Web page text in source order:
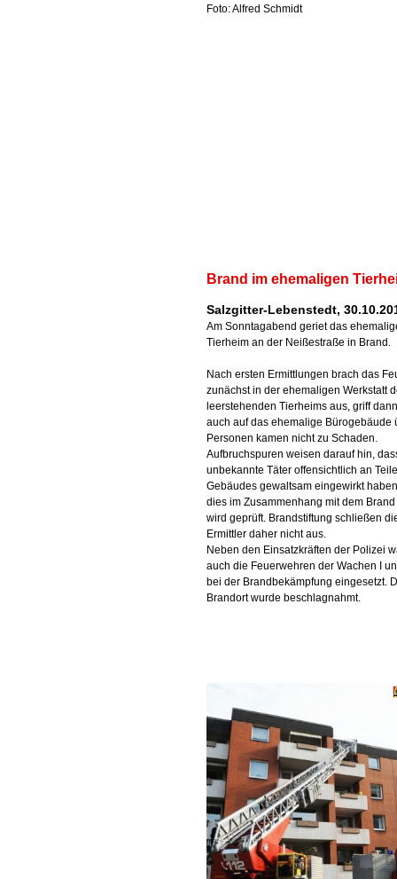
Foto: Alfred Schmidt
Brand im ehemaligen
Salzgitter-Lebenstedt,
Am Sonntagabend geriet das
Tierheim an der Neißestraße in Brand.
Nach ersten Ermittlungen brach das
zunächst in der ehemaligen Werkstatt
leerstehenden Tierheims aus, griff
auch auf das ehemalige Bürogebäude
Personen kamen nicht zu Schaden.
Aufbruchspuren weisen darauf hin,
unbekannte Täter offensichtlich an
Gebäudes gewaltsam eingewirkt
dies im Zusammenhang mit dem Brand
wird geprüft. Brandstiftung schließen
Ermittler daher nicht aus.
Neben den Einsatzkräften der Polizei
auch die Feuerwehren der Wachen I
bei der Brandbekämpfung eingesetzt.
Brandort wurde beschlagnahmt.